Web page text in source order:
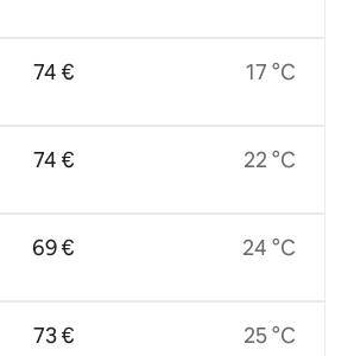
74 €
74 €
69 €
73 €
17 °C
22 °C
24 °C
25 °C